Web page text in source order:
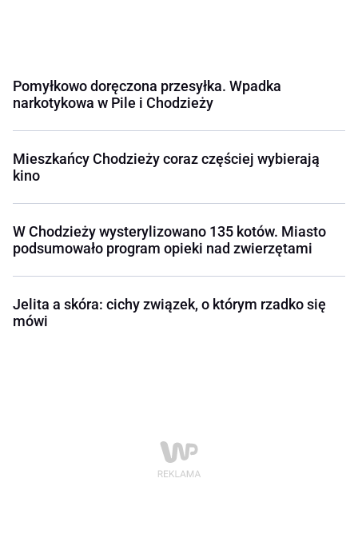
Pomyłkowo doręczona przesyłka. Wpadka
narkotykowa w Pile i Chodzieży
Mieszkańcy Chodzieży coraz częściej wybierają
kino
W Chodzieży wysterylizowano 135 kotów. Miasto
podsumowało program opieki nad zwierzętami
Jelita a skóra: cichy związek, o którym rzadko się
mówi